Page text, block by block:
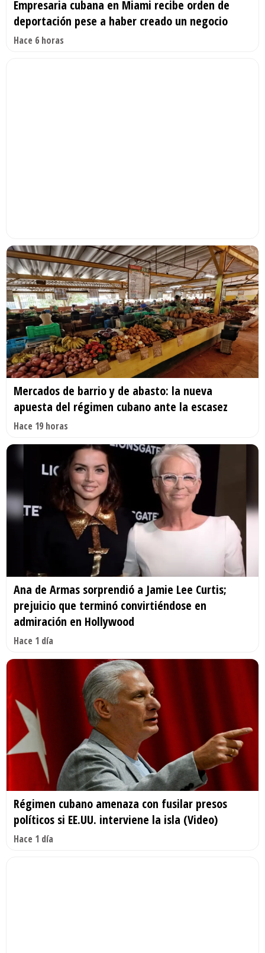
Empresaria cubana en Miami recibe orden de
deportación pese a haber creado un negocio
Hace 6 horas
Mercados de barrio y de abasto: la nueva
apuesta del régimen cubano ante la escasez
Hace 19 horas
Ana de Armas sorprendió a Jamie Lee Curtis;
prejuicio que terminó convirtiéndose en
admiración en Hollywood
Hace 1 día
Régimen cubano amenaza con fusilar presos
políticos si EE.UU. interviene la isla (Video)
Hace 1 día